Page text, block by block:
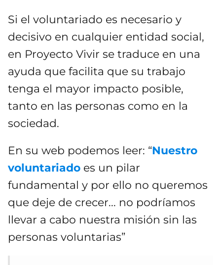
Si el voluntariado es necesario y
decisivo en cualquier entidad social,
en Proyecto Vivir se traduce en una
ayuda que facilita que su trabajo
tenga el mayor impacto posible,
tanto en las personas como en la
sociedad.
En su web podemos leer: “Nuestro
voluntariado es un pilar
fundamental y por ello no queremos
que deje de crecer... no podríamos
llevar a cabo nuestra misión sin las
personas voluntarias”